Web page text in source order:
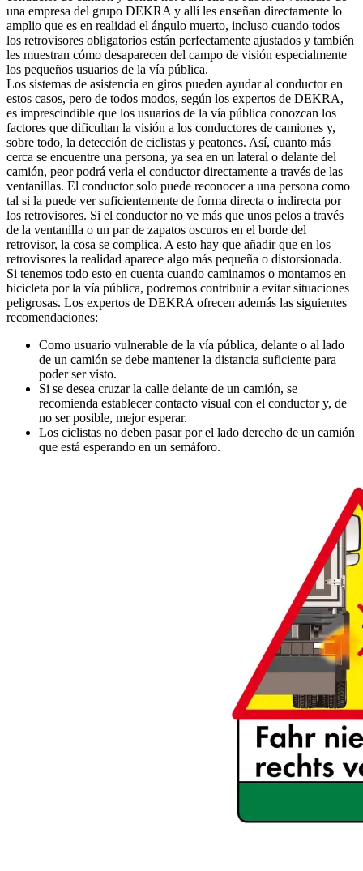
una empresa del grupo DEKRA y allí les enseñan directamente lo
amplio que es en realidad el ángulo muerto, incluso cuando todos
los retrovisores obligatorios están perfectamente ajustados y también
les muestran cómo desaparecen del campo de visión especialmente
los pequeños usuarios de la vía pública.
Los sistemas de asistencia en giros pueden ayudar al conductor en
estos casos, pero de todos modos, según los expertos de DEKRA,
es imprescindible que los usuarios de la vía pública conozcan los
factores que dificultan la visión a los conductores de camiones y,
sobre todo, la detección de ciclistas y peatones. Así, cuanto más
cerca se encuentre una persona, ya sea en un lateral o delante del
camión, peor podrá verla el conductor directamente a través de las
ventanillas. El conductor solo puede reconocer a una persona como
tal si la puede ver suficientemente de forma directa o indirecta por
los retrovisores. Si el conductor no ve más que unos pelos a través
de la ventanilla o un par de zapatos oscuros en el borde del
retrovisor, la cosa se complica. A esto hay que añadir que en los
retrovisores la realidad aparece algo más pequeña o distorsionada.
Si tenemos todo esto en cuenta cuando caminamos o montamos en
bicicleta por la vía pública, podremos contribuir a evitar situaciones
peligrosas. Los expertos de DEKRA ofrecen además las siguientes
recomendaciones:
Como usuario vulnerable de la vía pública, delante o al lado
de un camión se debe mantener la distancia suficiente para
poder ser visto.
Si se desea cruzar la calle delante de un camión, se
recomienda establecer contacto visual con el conductor y, de
no ser posible, mejor esperar.
Los ciclistas no deben pasar por el lado derecho de un camión
que está esperando en un semáforo.